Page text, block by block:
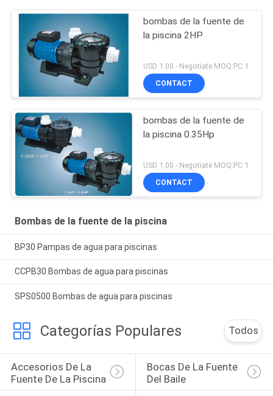
bombas de la fuente de
la piscina 2HP
USD 1.00 - Negotiate MOQ:PC 1
CONTACT
bombas de la fuente de
la piscina 0.35Hp
USD 1.00 - Negotiate MOQ:PC 1
CONTACT
Bombas de la fuente de la piscina
BP30 Pampas de agua para piscinas
CCPB30 Bombas de agua para piscinas
SPS0500 Bombas de agua para piscinas
Categorías Populares Todos
Accesorios De La
Fuente De La Piscina
Bocas De La Fuente
Del Baile